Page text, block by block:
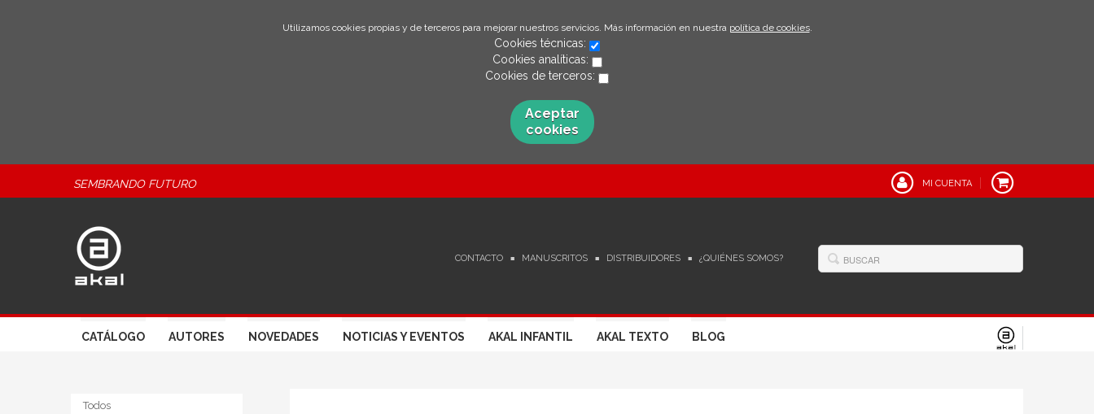
Utilizamos cookies propias y de terceros para mejorar nuestros servicios. Más información en nuestra política de cookies.
Cookies técnicas:
Cookies analíticas:
Cookies de terceros:
Aceptar
cookies
SEMBRANDO FUTURO MI CUENTA
CONTACTO MANUSCRITOS DISTRIBUIDORES ¿QUIÉNES SOMOS?
CATÁLOGO AUTORES NOVEDADES NOTICIAS Y EVENTOS AKAL INFANTIL AKAL TEXTO BLOG
Todos